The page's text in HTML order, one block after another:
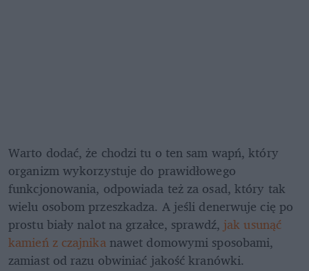
Warto dodać, że chodzi tu o ten sam wapń, który
organizm wykorzystuje do prawidłowego
funkcjonowania, odpowiada też za osad, który tak
wielu osobom przeszkadza. A jeśli denerwuje cię po
prostu biały nalot na grzałce, sprawdź, jak usunąć
kamień z czajnika nawet domowymi sposobami,
zamiast od razu obwiniać jakość kranówki.